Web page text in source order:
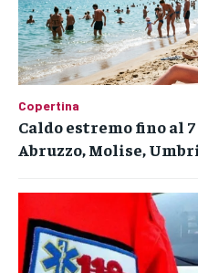
Copertina
Caldo estremo fino al
Abruzzo, Molise,